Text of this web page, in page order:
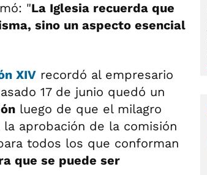
"La Iglesia recuerda que
sino un aspecto esencial
XIV recordó al empresario
17 de junio quedó un
luego de que el milagro
aprobación de la comisión
todos los que conforman
que se puede ser